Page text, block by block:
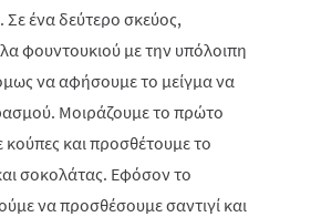
ένα δεύτερο σκεύος,
φουντουκιού με την υπόλοιπη
να αφήσουμε το μείγμα να
Μοιράζουμε το πρώτο
κούπες και προσθέτουμε το
σοκολάτας. Εφόσον το
να προσθέσουμε σαντιγί και